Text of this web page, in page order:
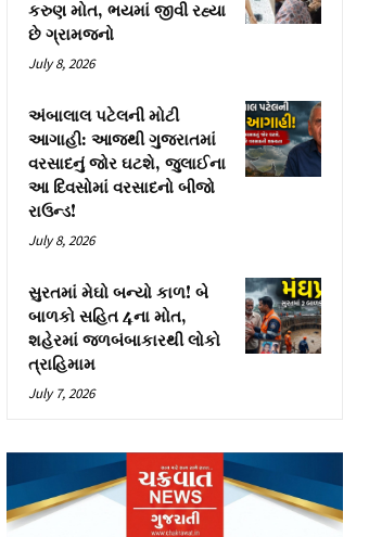
કરુણ મોત, ભયમાં જીવી રહ્યા
છે ગ્રામજનો
July 8, 2026
અંબાલાલ પટેલની મોટી
આગાહી: આજથી ગુજરાતમાં
વરસાદનું જોર ઘટશે, જુલાઈના
આ દિવસોમાં વરસાદનો બીજો
રાઉન્ડ!
July 8, 2026
સુરતમાં મેઘો બન્યો કાળ! બે
બાળકો સહિત 4ના મોત,
શહેરમાં જળબંબાકારથી લોકો
ત્રાહિમામ
July 7, 2026